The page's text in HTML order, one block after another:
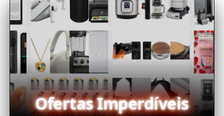
Ofertas Imperdíveis